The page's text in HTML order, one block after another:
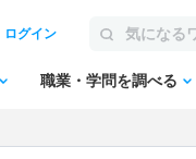
ログイン
職業・学問を調べる